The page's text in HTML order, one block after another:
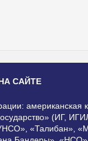
САЙТЕ
(ИГ,
«Талибан»,